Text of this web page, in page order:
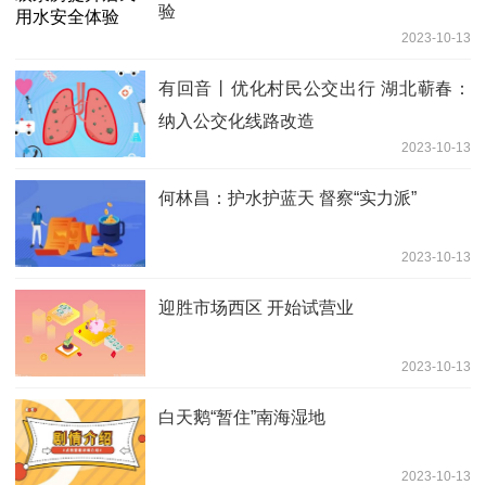
验
2023-10-13
有回音丨优化村民公交出行 湖北蕲春：
纳入公交化线路改造
2023-10-13
何林昌：护水护蓝天 督察“实力派”
2023-10-13
迎胜市场西区 开始试营业
2023-10-13
白天鹅“暂住”南海湿地
2023-10-13